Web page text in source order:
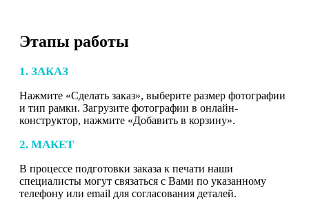
Этапы работы
1. ЗАКАЗ
Нажмите «Сделать заказ», выберите размер фотографии
и тип рамки. Загрузите фотографии в онлайн-
конструктор, нажмите «Добавить в корзину».
2. МАКЕТ
В процессе подготовки заказа к печати наши
специалисты могут связаться с Вами по указанному
телефону или email для согласования деталей.